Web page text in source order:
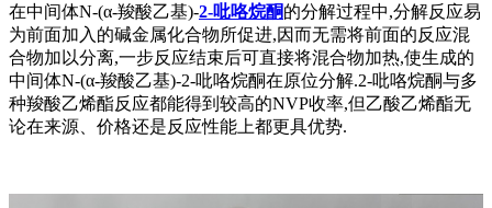
在中间体N-(α-羧酸乙基)-2-吡咯烷酮的分解过程中,分解反应易
为前面加入的碱金属化合物所促进,因而无需将前面的反应混
合物加以分离,一步反应结束后可直接将混合物加热,使生成的
中间体N-(α-羧酸乙基)-2-吡咯烷酮在原位分解.2-吡咯烷酮与多
种羧酸乙烯酯反应都能得到较高的NVP收率,但乙酸乙烯酯无
论在来源、价格还是反应性能上都更具优势.